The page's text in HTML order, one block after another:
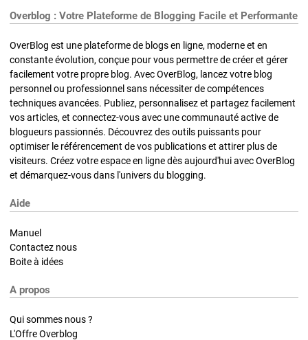
Overblog : Votre Plateforme de Blogging Facile et Performante
OverBlog est une plateforme de blogs en ligne, moderne et en
constante évolution, conçue pour vous permettre de créer et gérer
facilement votre propre blog. Avec OverBlog, lancez votre blog
personnel ou professionnel sans nécessiter de compétences
techniques avancées. Publiez, personnalisez et partagez facilement
vos articles, et connectez-vous avec une communauté active de
blogueurs passionnés. Découvrez des outils puissants pour
optimiser le référencement de vos publications et attirer plus de
visiteurs. Créez votre espace en ligne dès aujourd'hui avec OverBlog
et démarquez-vous dans l'univers du blogging.
Aide
Manuel
Contactez nous
Boite à idées
A propos
Qui sommes nous ?
L'Offre Overblog